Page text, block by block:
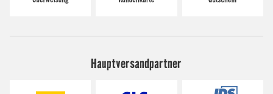
Hauptversandpartner